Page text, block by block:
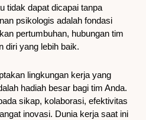
tidak dapat dicapai tanpa
psikologis adalah fondasi
pertumbuhan, hubungan tim
diri yang lebih baik.
lingkungan kerja yang
hadiah besar bagi tim Anda.
sikap, kolaborasi, efektivitas
inovasi. Dunia kerja saat ini